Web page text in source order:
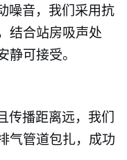
噪音，我们采用抗
结合站房吸声处
可接受。
传播距离远，我们
气管道包扎，成功